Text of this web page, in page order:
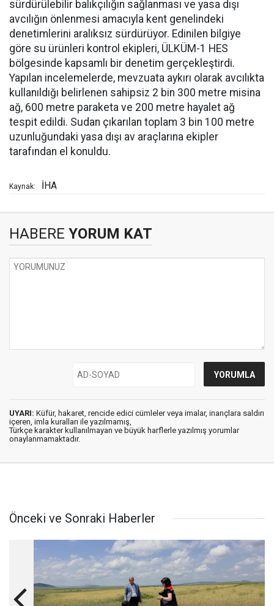
sürdürülebilir balıkçılığın sağlanması ve yasa dışı
avcılığın önlenmesi amacıyla kent genelindeki
denetimlerini aralıksız sürdürüyor. Edinilen bilgiye
göre su ürünleri kontrol ekipleri, ÜLKÜM-1 HES
bölgesinde kapsamlı bir denetim gerçekleştirdi.
Yapılan incelemelerde, mevzuata aykırı olarak avcılıkta
kullanıldığı belirlenen sahipsiz 2 bin 300 metre misina
ağ, 600 metre paraketa ve 200 metre hayalet ağ
tespit edildi. Sudan çıkarılan toplam 3 bin 100 metre
uzunluğundaki yasa dışı av araçlarına ekipler
tarafından el konuldu.
Kaynak: İHA
HABERE YORUM KAT
UYARI: Küfür, hakaret, rencide edici cümleler veya imalar, inançlara saldırı
içeren, imla kuralları ile yazılmamış,
Türkçe karakter kullanılmayan ve büyük harflerle yazılmış yorumlar
onaylanmamaktadır.
Önceki ve Sonraki Haberler